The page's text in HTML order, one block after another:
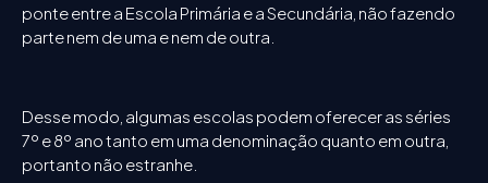
ponte entre a Escola Primária e a Secundária, não fazendo
parte nem de uma e nem de outra.
Desse modo, algumas escolas podem oferecer as séries
7º e 8º ano tanto em uma denominação quanto em outra,
portanto não estranhe.